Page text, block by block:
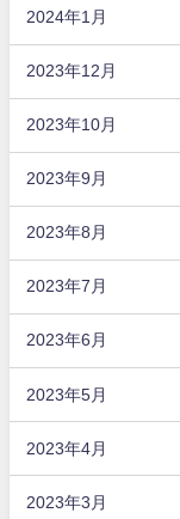
2024年1月
2023年12月
2023年10月
2023年9月
2023年8月
2023年7月
2023年6月
2023年5月
2023年4月
2023年3月